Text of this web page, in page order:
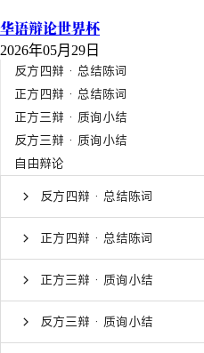
华语辩论世界杯
2026年05月29日
反方四辩 · 总结陈词
正方四辩 · 总结陈词
正方三辩 · 质询小结
反方三辩 · 质询小结
自由辩论
反方四辩 · 总结陈词
正方四辩 · 总结陈词
正方三辩 · 质询小结
反方三辩 · 质询小结